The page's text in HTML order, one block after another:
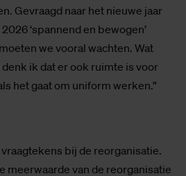
Gevraagd naar het nieuwe jaar
‘spannend en bewogen’
we vooral wachten. Wat
ik dat er ook ruimte is voor
het gaat om uniform werken.”
bij de reorganisatie.
meerwaarde van de reorganisatie